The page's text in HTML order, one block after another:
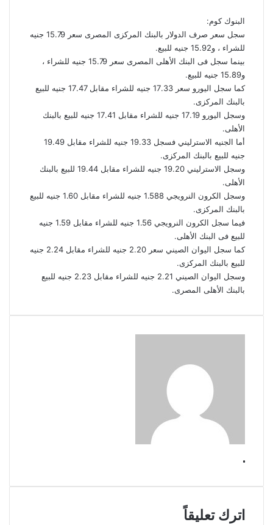
البنوك كوم:
سجل سعر صرف الدولار بالبنك المركزى المصرى سعر 15.79 جنيه
للشراء ، و15.92 جنيه للبيع.
بينما سجل فى البنك الأهلى المصرى سعر 15.79 جنيه للشراء ،
و15.89 جنيه للبيع.
كما سجل اليورو سعر 17.33 جنيه للشراء مقابل 17.47 جنيه للبيع
بالبنك المركزى.
وسجل اليورو 17.19 جنيه للشراء مقابل 17.41 جنيه للبيع بالبنك
الأهلى.
أما الجنيه الاسترليني فسجل 19.33 جنيه للشراء مقابل 19.49
جنيه للبيع بالبنك المركزى.
وسجل الاسترليني 19.20 جنيه للشراء مقابل 19.44 للبيع بالبنك
الأهلى.
وسجل الكرون النرويجي 1.588 جنيه للشراء مقابل 1.60 جنيه للبيع
بالبنك المركزى.
فيما سجل الكرون النرويجي 1.56 جنيه للشراء مقابل 1.59 جنيه
للبيع فى البنك الأهلى.
كما سجل اليوان الصيني سعر 2.20 جنيه للشراء مقابل 2.24 جنيه
للبيع بالبنك المركزى.
وسجل اليوان الصيني 2.21 جنيه للشراء مقابل 2.23 جنيه للبيع
بالبنك الأهلى المصرى.
.
اترك تعليقاً